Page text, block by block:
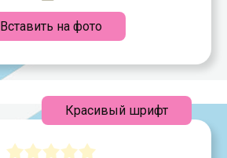
Вставить на фото
Красивый шрифт